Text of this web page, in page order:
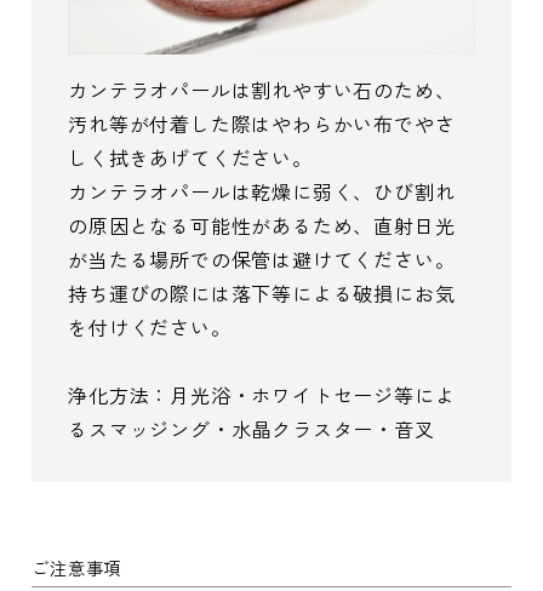
カンテラオパールは割れやすい石のため、
汚れ等が付着した際はやわらかい布でやさ
しく拭きあげてください。
カンテラオパールは乾燥に弱く、ひび割れ
の原因となる可能性があるため、直射日光
が当たる場所での保管は避けてください。
持ち運びの際には落下等による破損にお気
を付けください。
浄化方法：月光浴・ホワイトセージ等によ
るスマッジング・水晶クラスター・音叉
ご注意事項